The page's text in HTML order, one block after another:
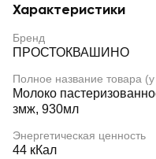
Характеристики
Бренд
ПРОСТОКВАШИНО
Полное название товара
Молоко
змж, 930мл
Энергетическая ценность
44 кКал